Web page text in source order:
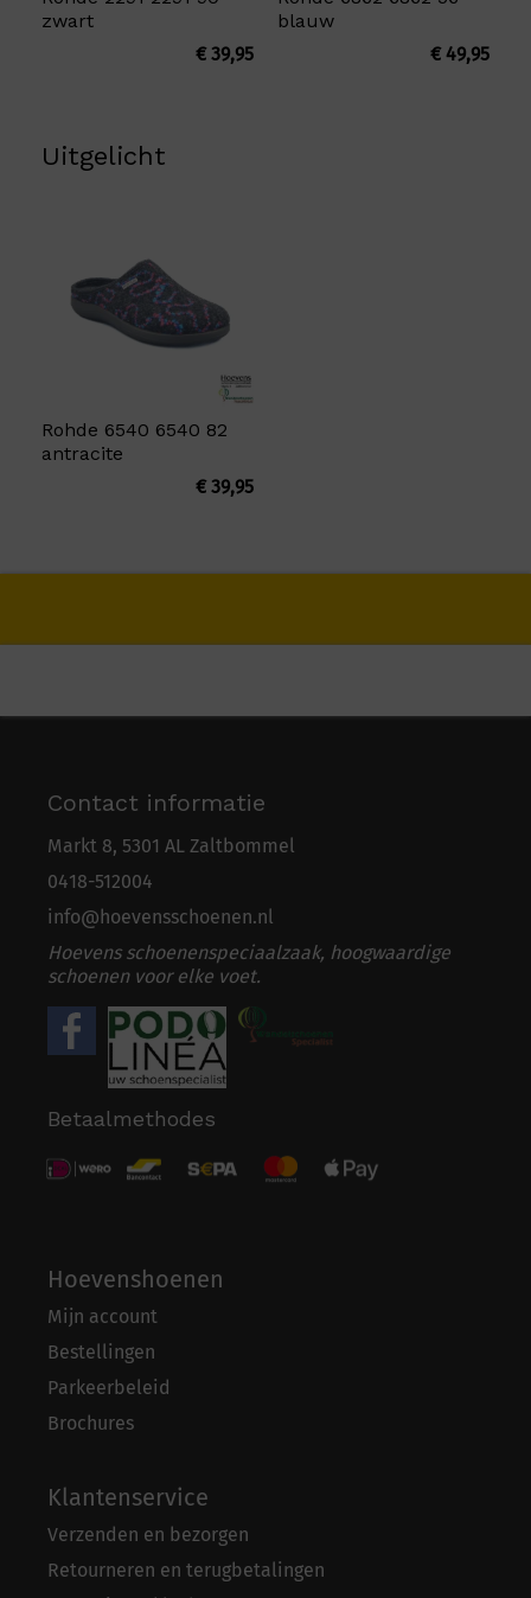
zwart
€39,95
blauw
€49,95
Uitgelicht
Rohde 6540 6540 82
antracite
€39,95
Contact informatie
Markt 8, 5301 AL Zaltbommel
0418-512004
info@hoevensschoenen.nl
Hoevens schoenenspeciaalzaak, hoogwaardige
schoenen voor elke voet.
Betaalmethodes
Hoevenshoenen
Mijn account
Bestellingen
Parkeerbeleid
Brochures
Klantenservice
Verzenden en bezorgen
Retourneren en terugbetalingen